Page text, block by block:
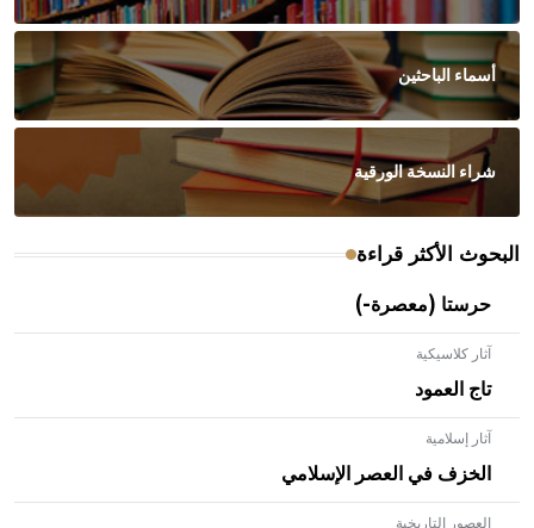
أسماء الباحثين
شراء النسخة الورقية
البحوث الأكثر قراءة
حرستا (معصرة-)
آثار كلاسيكية
تاج العمود
آثار إسلامية
الخزف في العصر الإسلامي
العصور التاريخية